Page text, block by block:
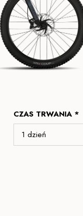
CZAS TRWANIA *